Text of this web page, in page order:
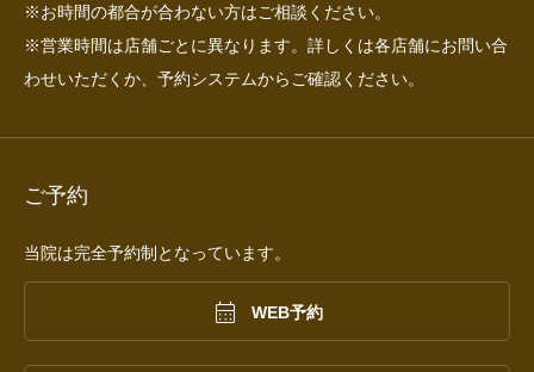
※お時間の都合が合わない方はご相談ください。
※営業時間は店舗ごとに異なります。詳しくは各店舗にお問い合
わせいただくか、予約システムからご確認ください。
ご予約
当院は完全予約制となっています。
 WEB予約